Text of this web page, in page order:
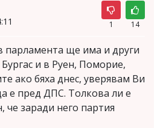
1 14
парламента ще има и други
и в Руен, Поморие,
ако бяха днес, уверявам Ви
е пред ДПС. Толкова ли е
че заради него партия